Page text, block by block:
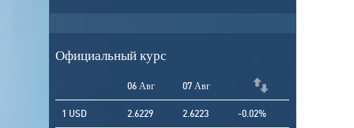
Официальный курс
06 Авг 07 Авг
1 USD 2.6229 2.6223 -0.02%